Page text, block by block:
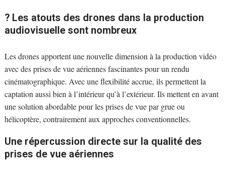
? Les atouts des drones dans la production
audiovisuelle sont nombreux
Les drones apportent une nouvelle dimension à la production vidéo
avec des prises de vue aériennes fascinantes pour un rendu
cinématographique. Avec une flexibilité accrue, ils permettent la
captation aussi bien à l’intérieur qu’à l’extérieur. Ils mettent en avant
une solution abordable pour les prises de vue par grue ou
hélicoptère, contrairement aux approches conventionnelles.
Une répercussion directe sur la qualité des
prises de vue aériennes